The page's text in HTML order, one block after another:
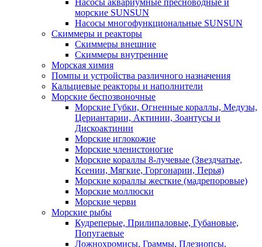
Насосы аквариумные пресноводные и
морские SUNSUN
Насосы многофункциональные SUNSUN
Скиммеры и реакторы
Скиммеры внешние
Скиммеры внутренние
Морская химия
Помпы и устройства различного назначения
Кальциевые реакторы и наполнители
Морские беспозвоночные
Морские Губки, Огненные кораллы, Медузы,
Цериантарии, Актинии, Зоантусы и
Дискоактинии
Морские иглокожие
Морские членистоногие
Морские кораллы 8-лучевые (Звездчатые,
Ксении, Мягкие, Горгонарии, Перья)
Морские кораллы жесткие (мадрепоровые)
Морские моллюски
Морские черви
Морские рыбы
Кудреперые, Прилипаловые, Губановые,
Попугаевые
Ложнохромисы, Граммы, Плезиопсы,